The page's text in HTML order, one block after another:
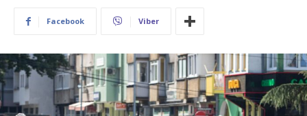
Facebook Viber